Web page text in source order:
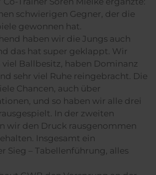
schwierigen Gegner, der die
gewonnen hat.
haben wir die Jungs auch
das hat super geklappt. Wir
Ballbesitz, haben Dominanz
sehr viel Ruhe reingebracht. Die
Chancen, auch über
und so haben wir alle drei
In der zweiten
wir den Druck rausgenommen
Insgesamt ein
Sieg – Tabellenführung, alles